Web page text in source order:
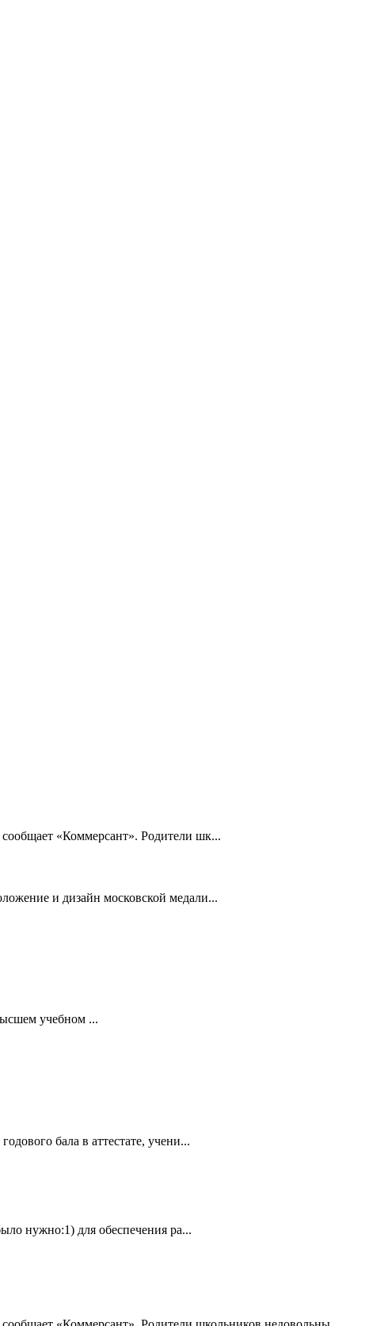
«Коммерсант». Родители шк...
и дизайн московской медали...
учебном ...
бала в аттестате, учени...
нужно:1) для обеспечения ра...